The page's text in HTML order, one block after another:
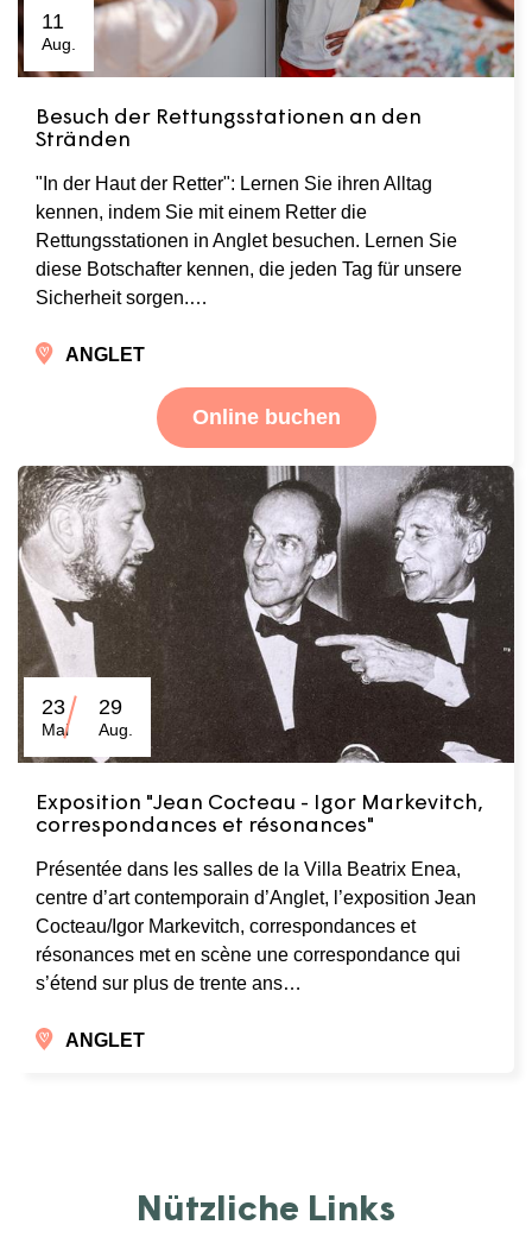
11
Aug.
Besuch der Rettungsstationen an den
Stränden
"In der Haut der Retter": Lernen Sie ihren Alltag
kennen, indem Sie mit einem Retter die
Rettungsstationen in Anglet besuchen. Lernen Sie
diese Botschafter kennen, die jeden Tag für unsere
Sicherheit sorgen.…
ANGLET
Online buchen
23
Mai
29
Aug.
Exposition "Jean Cocteau - Igor Markevitch,
correspondances et résonances"
Présentée dans les salles de la Villa Beatrix Enea,
centre d’art contemporain d’Anglet, l’exposition Jean
Cocteau/Igor Markevitch, correspondances et
résonances met en scène une correspondance qui
s’étend sur plus de trente ans…
ANGLET
Nützliche Links